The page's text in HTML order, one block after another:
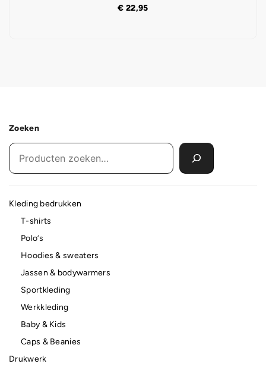
€ 22,95
Zoeken
Kleding bedrukken
T-shirts
Polo’s
Hoodies & sweaters
Jassen & bodywarmers
Sportkleding
Werkkleding
Baby & Kids
Caps & Beanies
Drukwerk